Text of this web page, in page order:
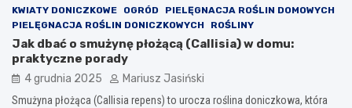
KWIATY DONICZKOWE OGRÓD
PIELĘGNACJA ROŚLIN DOMOWYCH
PIELĘGNACJA ROŚLIN DONICZKOWYCH
ROŚLINY
Jak dbać o smużynę płożącą (Callisia) w domu:
praktyczne porady
4 grudnia 2025 Mariusz Jasiński
Smużyna płożąca (Callisia repens) to urocza roślina doniczkowa, która